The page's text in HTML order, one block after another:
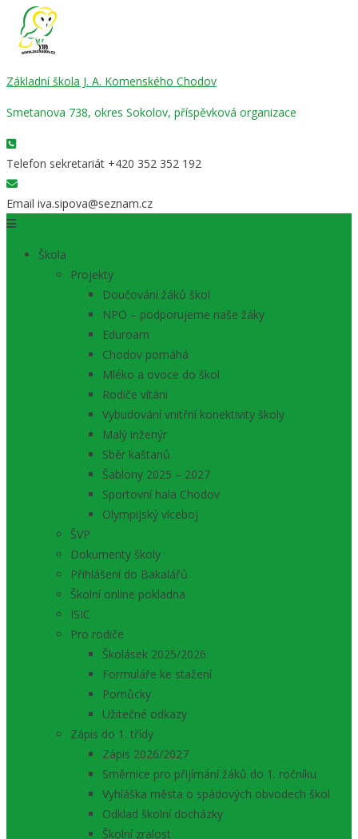
Základní škola J. A. Komenského Chodov
Smetanova 738, okres Sokolov, příspěvková organizace
Telefon sekretariát +420 352 352 192
Email iva.sipova@seznam.cz
Škola
Projekty
Doučování žáků škol
NPO – podporujeme naše žáky
Eduroam
Chodov pomáhá
Mléko a ovoce do škol
Rodiče vítáni
Vybudování vnitřní konektivity školy
Malý inženýr
Sběr kaštanů
Šablony 2025 – 2027
Sportovní hala Chodov
Olympijský víceboj
ŠVP
Dokumenty školy
Přihlášení do Bakalářů
Školní online pokladna
ISIC
Pro rodiče
Školásek 2025/2026
Formuláře ke stažení
Pomůcky
Užitečné odkazy
Zápis do 1. třídy
Zápis 2026/2027
Směrnice pro přijímání žáků do 1. ročníku
Vyhláška města o spádových obvodech škol
Odklad školní docházky
Školní zralost